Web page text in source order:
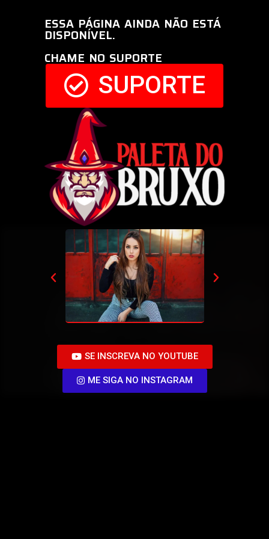
ESSA PÁGINA AINDA NÃO ESTÁ
DISPONÍVEL.
CHAME NO SUPORTE
SUPORTE
SE INSCREVA NO YOUTUBE
ME SIGA NO INSTAGRAM